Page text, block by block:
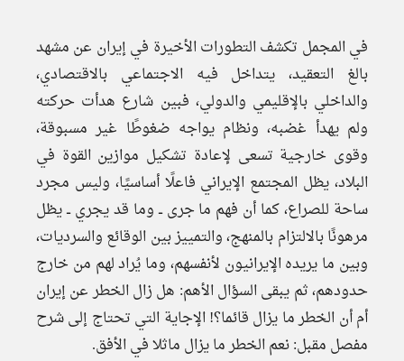
في المجمل تكشف التطورات الأخيرة في إيران عن مشهد
بالغ التعقيد، يتداخل فيه الاجتماعي بالاقتصادي،
والداخلي بالإقليمي والدولي، فبين شارع هدأت حركته
ولم يهدأ غضبه، ونظام يواجه ضغوطًا غير مسبوقة،
وقوى خارجية تسعى لإعادة تشكيل موازين القوة في
البلاد، يظل المجتمع الإيراني فاعلًا أساسيًا، وليس مجرد
ساحة للصراع، كما أن فهم ما جرى ــ وما قد يجري ــ يظل
مرهونًا بالالتزام بالمنهج، والتمييز بين الوقائع والسرديات،
وبين ما يريده الإيرانيون لأنفسهم، وما يُراد لهم من خارج
حدودهم، ثم يبقى السؤال الأهم: هل زال الخطر عن إيران
أم أن الخطر ما يزال قائما؟! الإجاية التي تحتاج إلى شرح
مفصل مقبل: نعم الخطر ما يزال ماثلا في الأفق.